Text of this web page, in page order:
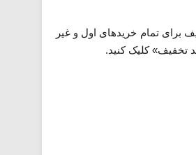
برای تمام خریدهای اول و غیر